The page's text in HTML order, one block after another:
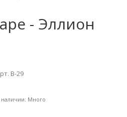
- Эллион
В-29
наличии: Много